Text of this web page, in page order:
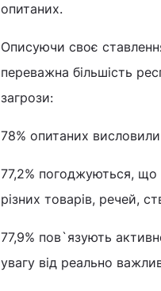
опитаних.
Описуючи своє
переважна більшість
загрози:
78% опитаних
77,2% погоджуються,
різних товарів, речей,
77,9% пов`язують
увагу від реально